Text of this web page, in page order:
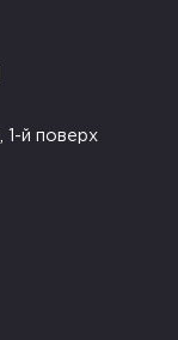
1-й поверх